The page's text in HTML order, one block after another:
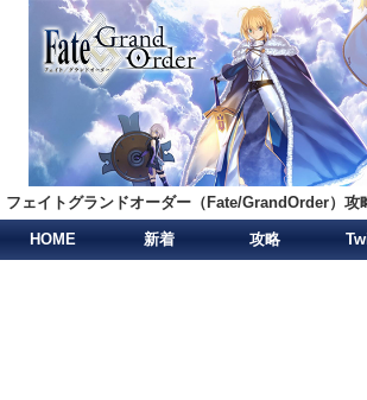
フェイトグランドオーダー（Fate/GrandOrder）攻
HOME 新着 攻略